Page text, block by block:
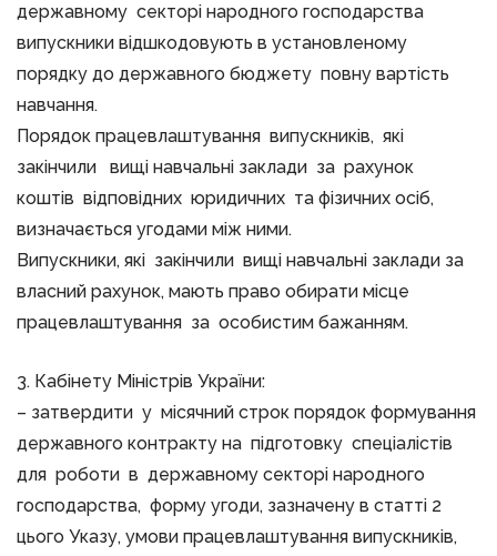
державному секторі народного господарства
випускники відшкодовують в установленому
порядку до державного бюджету повну вартість
навчання.
Порядок працевлаштування випускників, які
закінчили вищі навчальні заклади за рахунок
коштів відповідних юридичних та фізичних осіб,
визначається угодами між ними.
Випускники, які закінчили вищі навчальні заклади за
власний рахунок, мають право обирати місце
працевлаштування за особистим бажанням.
3. Кабінету Міністрів України:
– затвердити у місячний строк порядок формування
державного контракту на підготовку спеціалістів
для роботи в державному секторі народного
господарства, форму угоди, зазначену в статті 2
цього Указу, умови працевлаштування випускників,